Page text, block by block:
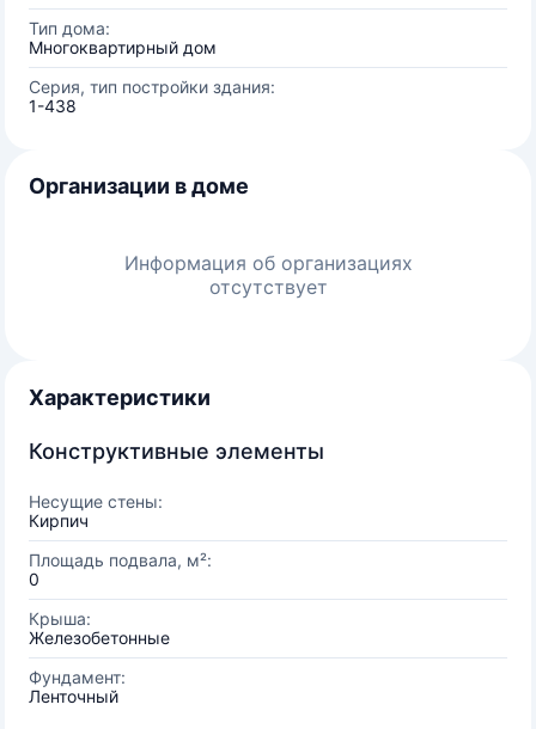
Тип дома:
Многоквартирный дом
Серия, тип постройки здания:
1-438
Организации в доме
Информация об организациях
отсутствует
Характеристики
Конструктивные элементы
Несущие стены:
Кирпич
Площадь подвала, м²:
0
Крыша:
Железобетонные
Фундамент:
Ленточный